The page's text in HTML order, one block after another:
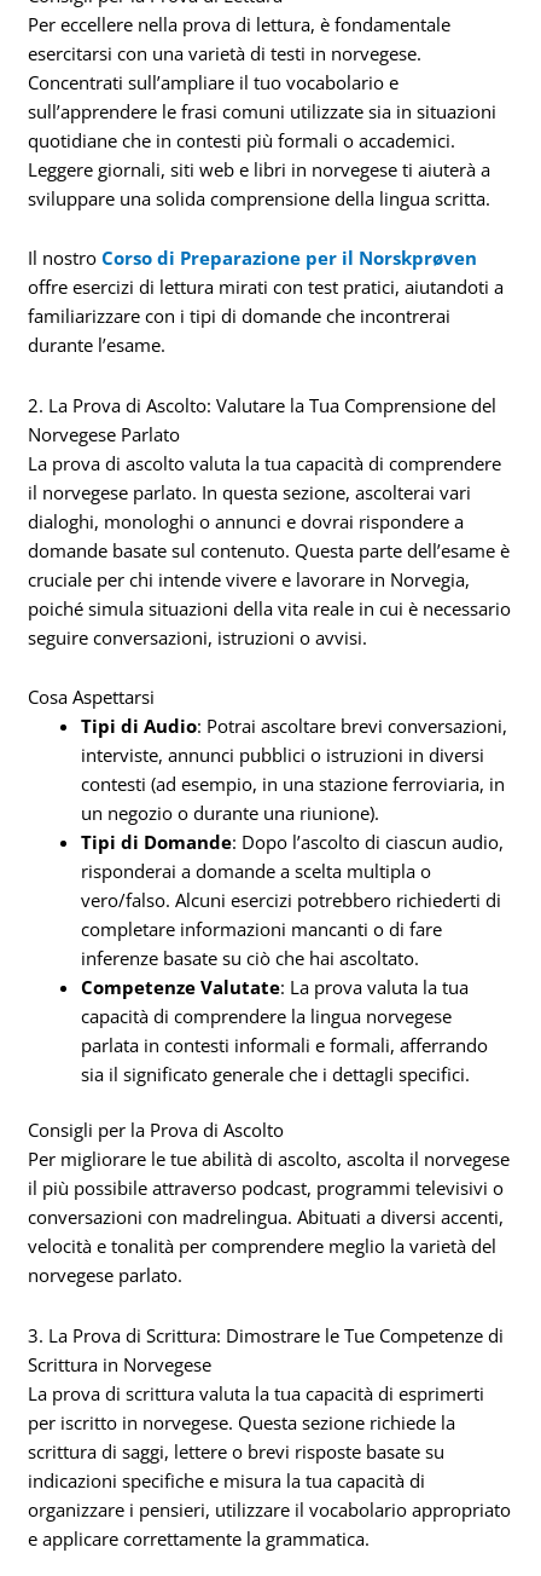
Per eccellere nella prova di lettura, è fondamentale
esercitarsi con una varietà di testi in norvegese.
Concentrati sull’ampliare il tuo vocabolario e
sull’apprendere le frasi comuni utilizzate sia in situazioni
quotidiane che in contesti più formali o accademici.
Leggere giornali, siti web e libri in norvegese ti aiuterà a
sviluppare una solida comprensione della lingua scritta.
Il nostroCorso di Preparazione per il Norskprøven
offre esercizi di lettura mirati con test pratici, aiutandoti a
familiarizzare con i tipi di domande che incontrerai
durante l’esame.
2. La Prova di Ascolto: Valutare la Tua Comprensione del
Norvegese Parlato
La prova di ascolto valuta la tua capacità di comprendere
il norvegese parlato. In questa sezione, ascolterai vari
dialoghi, monologhi o annunci e dovrai rispondere a
domande basate sul contenuto. Questa parte dell’esame è
cruciale per chi intende vivere e lavorare in Norvegia,
poiché simula situazioni della vita reale in cui è necessario
seguire conversazioni, istruzioni o avvisi.
Cosa Aspettarsi
Tipi di Audio: Potrai ascoltare brevi conversazioni,
interviste, annunci pubblici o istruzioni in diversi
contesti (ad esempio, in una stazione ferroviaria, in
un negozio o durante una riunione).
Tipi di Domande: Dopo l’ascolto di ciascun audio,
risponderai a domande a scelta multipla o
vero/falso. Alcuni esercizi potrebbero richiederti di
completare informazioni mancanti o di fare
inferenze basate su ciò che hai ascoltato.
Competenze Valutate: La prova valuta la tua
capacità di comprendere la lingua norvegese
parlata in contesti informali e formali, afferrando
sia il significato generale che i dettagli specifici.
Consigli per la Prova di Ascolto
Per migliorare le tue abilità di ascolto, ascolta il norvegese
il più possibile attraverso podcast, programmi televisivi o
conversazioni con madrelingua. Abituati a diversi accenti,
velocità e tonalità per comprendere meglio la varietà del
norvegese parlato.
3. La Prova di Scrittura: Dimostrare le Tue Competenze di
Scrittura in Norvegese
La prova di scrittura valuta la tua capacità di esprimerti
per iscritto in norvegese. Questa sezione richiede la
scrittura di saggi, lettere o brevi risposte basate su
indicazioni specifiche e misura la tua capacità di
organizzare i pensieri, utilizzare il vocabolario appropriato
e applicare correttamente la grammatica.